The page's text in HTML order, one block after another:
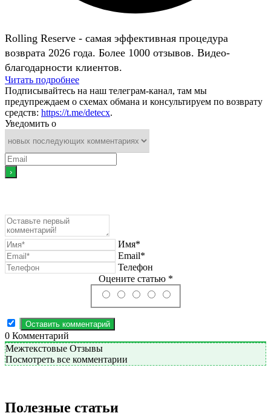
Rolling Reserve - самая эффективная процедура
возврата 2026 года. Более 1000 отзывов. Видео-
благодарности клиентов.
Читать подробнее
Подписывайтесь на наш телеграм-канал, там мы
предупреждаем о схемах обмана и консультируем по возврату
средств: https://t.me/detecx.
Уведомить о
Имя*
Email*
Телефон
Оцените статью *
0 Комментарий
Межтекстовые Отзывы
Посмотреть все комментарии
Полезные статьи